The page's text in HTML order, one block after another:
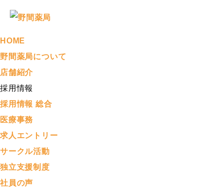
HOME
野間薬局について
店舗紹介
採用情報
採用情報 総合
医療事務
求人エントリー
サークル活動
独立支援制度
社員の声